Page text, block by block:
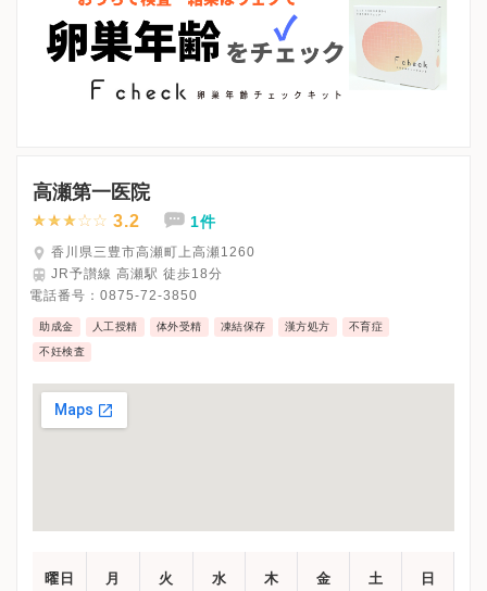
高瀬第一医院
3.2 1件
香川県三豊市高瀬町上高瀬1260
JR予讃線 高瀬駅 徒歩18分
電話番号： 0875-72-3850
助成金 人工授精 体外受精 凍結保存 漢方処方 不育症
不妊検査
曜日 月 火 水 木 金 土 日